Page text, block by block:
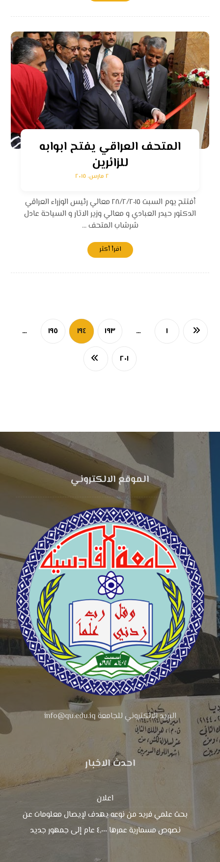
المتحف العراقي يفتح ابوابه
للزائرين
٢ مارس، ٢٠١٥
أفتتح يوم السبت ٢٨/٢/٢٠١٥ معالي رئيس الوزراء العراقي
الدكتور حيدر العبادي و معالي وزير الاثار و السياحة عادل
شرشاب المتحف ...
اقرأ أكثر
١ … ١٩٣ ١٩٤ ١٩٥ …
٢٠١
الموقع الالكتروني
البريد الالكتروني للجامعة info@qu.edu.iq
احدث الاخبار
اعلان
بحث علمي فريد من نوعه يهدف لإيصال معلومات عن
نصوص مسمارية عمرها ٤,٠٠٠ عام إلى جمهور جديد